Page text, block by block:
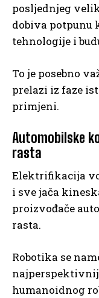
posljednjeg
dobiva potpunu
tehnologije i
To je posebno
prelazi iz faze
primjeni.
Automobilske
rasta
Elektrifikacija
i sve jača
proizvođače
rasta.
Robotika se
humanoidnog